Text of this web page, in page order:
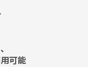
可能